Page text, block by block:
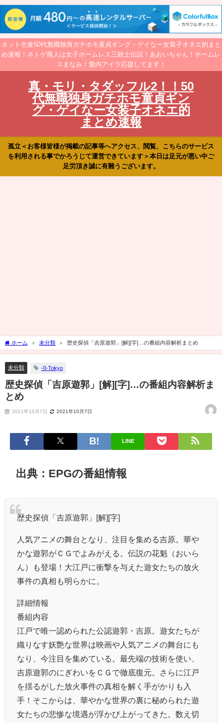
ネット乞食50代無職独身ガチホモ童貞ギング・ゲイなー女装子オネエ的まと
め速報！ネトゲ廃人は女子ホームレス三銃士伝説！あおいちゃん！ホームレ
スまなみ！愛内アイラ応援してます！
真・モリ・タダッフル2！！50
代無職独身ガチホモ童貞ギン
グ・ゲイなー女装子オネエ的
まとめ速報
孤立＜お客様皆様が掲載の記事等へアクセス、閲覧、こちらのサービス
を利用される事でかろうじて運営できています＞本日は足元が悪い中ご
足労頂き誠に有難うございます。
ホーム 未分類 歴史探偵「吉原遊郭」[解][字]…の番組内容解析まとめ
未分類 -0-Tokyo
歴史探偵「吉原遊郭」[解][字]…の番組内容解析ま
とめ
2021年10月7日 2021年10月7日
LINE
出典：EPGの番組情報
歴史探偵「吉原遊郭」[解][字]
人気アニメの舞台となり、注目を集める吉原。華や
かな遊郭がＣＧでよみがえる。伝説の花魁（おいら
ん）も登場！大江戸に衝撃を与えた遊女たちの放火
事件の真相も明らかに。
詳細情報
番組内容
江戸で唯一認められた公認遊郭・吉原。遊女たちが
織りなす妖艶な世界は映画や人気アニメの舞台にも
なり、今注目を集めている。最先端の技術を使い、
吉原遊郭のにぎわいをＣＧで徹底復元。さらに江戸
を揺るがした放火事件の真相を解く手がかりも入
手！そこからは、華やかな世界の裏に秘められた遊
女たちの悲惨な境遇が浮かび上がってきた。数え切